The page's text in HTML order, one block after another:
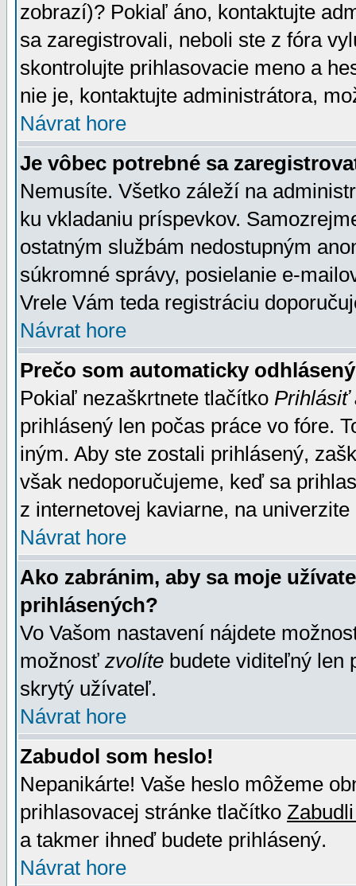
zobrazí)? Pokiaľ áno, kontaktujte
sa zaregistrovali, neboli ste z fóra
skontrolujte prihlasovacie meno a
nie je, kontaktujte administrátora,
Návrat hore
Je vôbec potrebné sa
Nemusíte. Všetko záleží na
ku vkladaniu príspevkov.
ostatným službám nedostupným
súkromné správy, posielanie e-
Vrele Vám teda registráciu
Návrat hore
Prečo som automaticky
Pokiaľ nezaškrtnete tlačítko Prihlásiť
prihlásený len počas práce vo fóre.
iným. Aby ste zostali prihlásený,
však nedoporučujeme, keď sa
z internetovej kaviarne, na univerzite
Návrat hore
Ako zabránim, aby sa moje
prihlásených?
Vo Vašom nastavení nájdete
možnosť zvolíte budete viditeľný len
skrytý užívateľ.
Návrat hore
Zabudol som heslo!
Nepanikárte! Vaše heslo môžeme
prihlasovacej stránke tlačítko
a takmer ihneď budete prihlásený.
Návrat hore